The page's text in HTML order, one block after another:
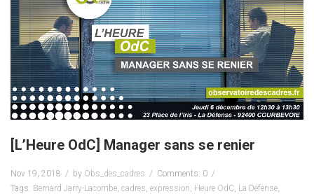
[L’Heure OdC] Manager sans se renier
Nov 19, 2018 by Obs_des_cadres
Comments: 0
Tags: Bernard Jarry-Lacombe, cadres, expression, Heure OdC, La Défense,